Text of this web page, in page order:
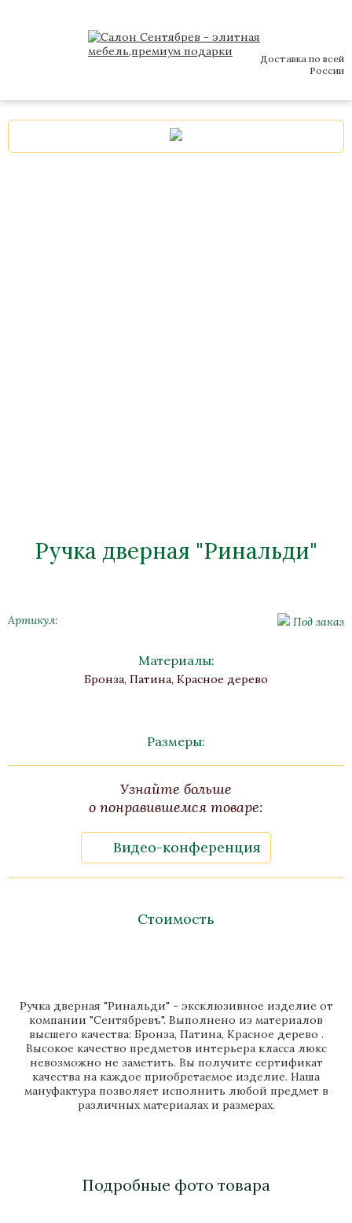
Доставка по всей
России
Ручка дверная "Ринальди"
Артикул: Под заказ
Материалы:
Бронза, Патина, Красное дерево
Размеры:
Узнайте больше
о понравившемся товаре:
Видео-конференция
Стоимость
Ручка дверная "Ринальди" - эксклюзивное изделие от
компании "Сентябревъ". Выполнено из материалов
высшего качества: Бронза, Патина, Красное дерево .
Высокое качество предметов интерьера класса люкс
невозможно не заметить. Вы получите сертификат
качества на каждое приобретаемое изделие. Наша
мануфактура позволяет исполнить любой предмет в
различных материалах и размерах.
Подробные фото товара